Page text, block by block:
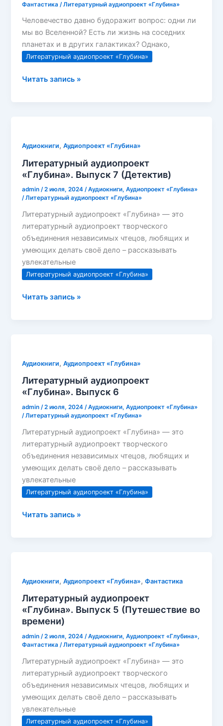
Фантастика /Литературный аудиопроект «Глубина»
Человечество давно будоражит вопрос: одни ли
мы во Вселенной? Есть ли жизнь на соседних
планетах и в других галактиках? Однако,
Литературный аудиопроект «Глубина»
Литературный
с
инопланетянами)
Читать запись »
Аудиокниги,Аудиопроект «Глубина»
Литературный аудиопроект
«Глубина». Выпуск 7 (Детектив)
admin/2 июля, 2024/Аудиокниги,Аудиопроект «Глубина»
/Литературный аудиопроект «Глубина»
Литературный аудиопроект «Глубина» — это
литературный аудиопроект творческого
объединения независимых чтецов, любящих и
умеющих делать своё дело – рассказывать
увлекательные
Литературный аудиопроект «Глубина»
Литературный
Читать запись »
Аудиокниги,Аудиопроект «Глубина»
Литературный аудиопроект
«Глубина». Выпуск 6
admin/2 июля, 2024/Аудиокниги,Аудиопроект «Глубина»
/Литературный аудиопроект «Глубина»
Литературный аудиопроект «Глубина» — это
литературный аудиопроект творческого
объединения независимых чтецов, любящих и
умеющих делать своё дело – рассказывать
увлекательные
Литературный аудиопроект «Глубина»
Литературный
Читать запись »
Аудиокниги,Аудиопроект «Глубина»,Фантастика
Литературный аудиопроект
«Глубина». Выпуск 5 (Путешествие во
времени)
admin/2 июля, 2024/Аудиокниги,Аудиопроект «Глубина»,
Фантастика /Литературный аудиопроект «Глубина»
Литературный аудиопроект «Глубина» — это
литературный аудиопроект творческого
объединения независимых чтецов, любящих и
умеющих делать своё дело – рассказывать
увлекательные
Литературный аудиопроект «Глубина»